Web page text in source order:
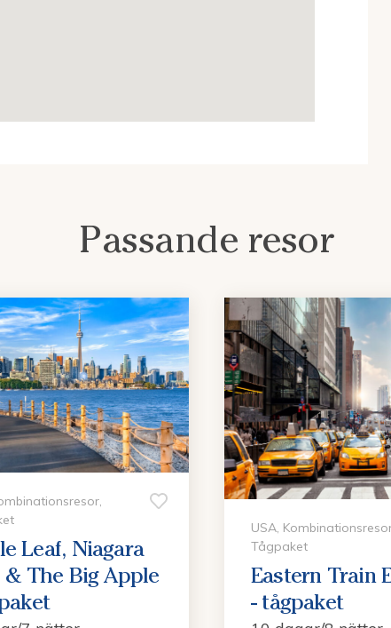
Passande resor
Leaf, Niagara
& The Big Apple
USA,
Tågpaket
Eastern Train
- tågpaket